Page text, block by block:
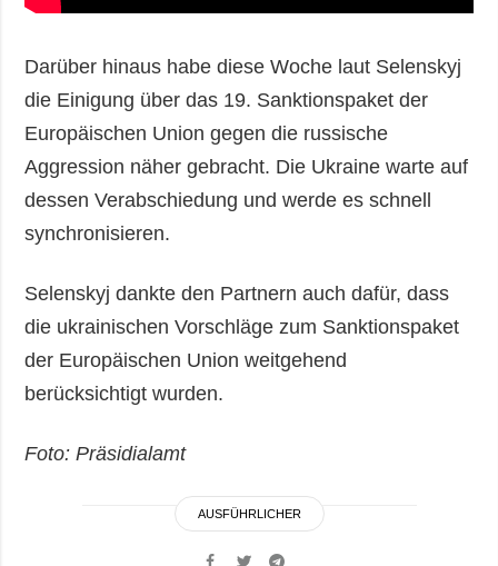
Darüber hinaus habe diese Woche laut Selenskyj
die Einigung über das 19. Sanktionspaket der
Europäischen Union gegen die russische
Aggression näher gebracht. Die Ukraine warte auf
dessen Verabschiedung und werde es schnell
synchronisieren.
Selenskyj dankte den Partnern auch dafür, dass
die ukrainischen Vorschläge zum Sanktionspaket
der Europäischen Union weitgehend
berücksichtigt wurden.
Foto: Präsidialamt
AUSFÜHRLICHER